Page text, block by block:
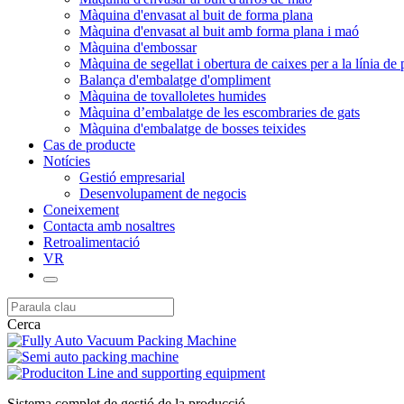
Màquina d'envasat al buit de forma plana
Màquina d'envasat al buit amb forma plana i maó
Màquina d'embossar
Màquina de segellat i obertura de caixes per a la línia de
Balança d'embalatge d'ompliment
Màquina de tovalloletes humides
Màquina d’embalatge de les escombraries de gats
Màquina d'embalatge de bosses teixides
Cas de producte
Notícies
Gestió empresarial
Desenvolupament de negocis
Coneixement
Contacta amb nosaltres
Retroalimentació
VR
Cerca